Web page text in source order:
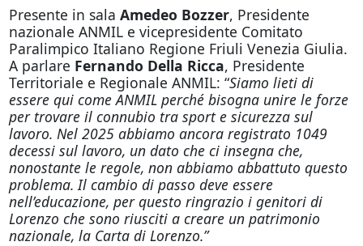
Presente in sala Amedeo Bozzer, Presidente
nazionale ANMIL e vicepresidente Comitato
Paralimpico Italiano Regione Friuli Venezia Giulia.
A parlare Fernando Della Ricca, Presidente
Territoriale e Regionale ANMIL: “Siamo lieti di
essere qui come ANMIL perché bisogna unire le forze
per trovare il connubio tra sport e sicurezza sul
lavoro. Nel 2025 abbiamo ancora registrato 1049
decessi sul lavoro, un dato che ci insegna che,
nonostante le regole, non abbiamo abbattuto questo
problema. Il cambio di passo deve essere
nell’educazione, per questo ringrazio i genitori di
Lorenzo che sono riusciti a creare un patrimonio
nazionale, la Carta di Lorenzo.”